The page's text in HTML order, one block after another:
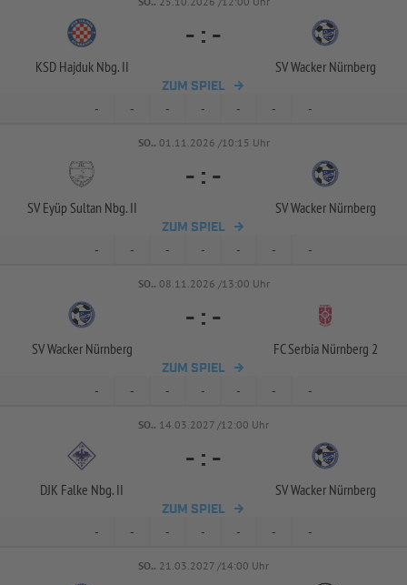
KSD Hajduk Nbg. II
- : -
SV Wacker Nürnberg
ZUM SPIEL
- - - - - - -
SO.. 01.11.2026 /10:15 Uhr
SV Eyüp Sultan Nbg. II
- : -
SV Wacker Nürnberg
ZUM SPIEL
- - - - - - -
SO.. 08.11.2026 /13:00 Uhr
SV Wacker Nürnberg
- : -
FC Serbia Nürnberg 2
ZUM SPIEL
- - - - - - -
SO.. 14.03.2027 /12:00 Uhr
DJK Falke Nbg. II
- : -
SV Wacker Nürnberg
ZUM SPIEL
- - - - - - -
SO.. 21.03.2027 /14:00 Uhr